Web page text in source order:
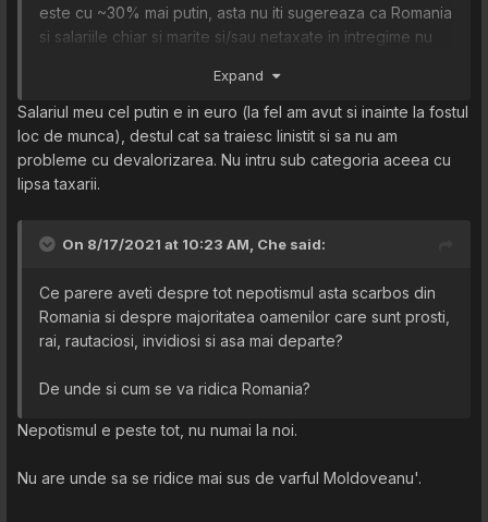
este cu ~30% mai putin, asta nu iti sugereaza ca Romania
si salariile chiar si marite si/sau netaxate in intregime nu
Expand
Salariul meu cel putin e in euro (la fel am avut si inainte la fostul
loc de munca), destul cat sa traiesc linistit si sa nu am
probleme cu devalorizarea. Nu intru sub categoria aceea cu
lipsa taxarii.
On 8/17/2021 at 10:23 AM, Che said:
Ce parere aveti despre tot nepotismul asta scarbos din
Romania si despre majoritatea oamenilor care sunt prosti,
rai, rautaciosi, invidiosi si asa mai departe?
De unde si cum se va ridica Romania?
Nepotismul e peste tot, nu numai la noi.
Nu are unde sa se ridice mai sus de varful Moldoveanu'.